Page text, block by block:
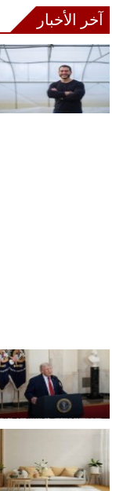
آخر الأخبار